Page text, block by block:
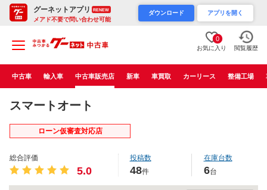
グーネットアプリ RENEW
メアド不要で問い合わせ可能
ダウンロード アプリを開く
0
お気に入り 閲覧履歴
中古車 輸入車 中古車販売店 新車 車買取 カーリース 整備工場
スマートオート
ローン仮審査対応店
総合評価
5.0
投稿数
48件
在庫台数
6台